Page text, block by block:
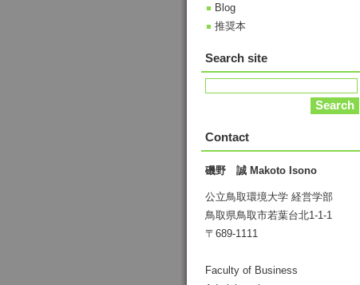
Blog
推奨本
Search site
Contact
磯野 誠 Makoto Isono
公立鳥取環境大学 経営学部
鳥取県鳥取市若葉台北1-1-1
〒689-1111
Faculty of Business